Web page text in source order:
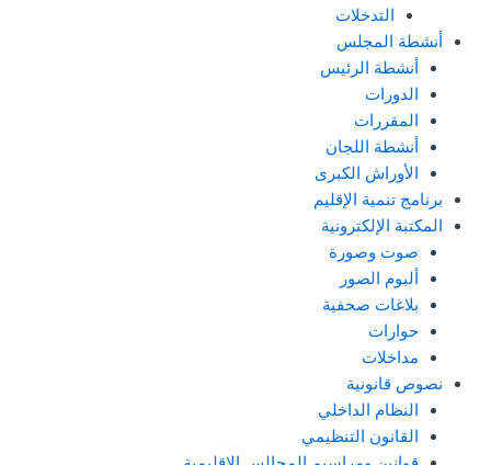
التدخلات
أنشطة المجلس
أنشطة الرئيس
الدورات
المقررات
أنشطة اللجان
الأوراش الكبرى
برنامج تنمية الإقليم
المكتبة الإلكترونية
صوت وصورة
ألبوم الصور
بلاغات صحفية
حوارات
مداخلات
نصوص قانونية
النظام الداخلي
القانون التنظيمي